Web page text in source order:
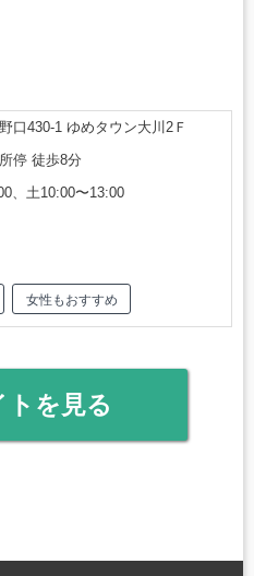
口430-1 ゆめタウン大川2Ｆ
停 徒歩8分
、土10:00〜13:00
女性もおすすめ
トを見る